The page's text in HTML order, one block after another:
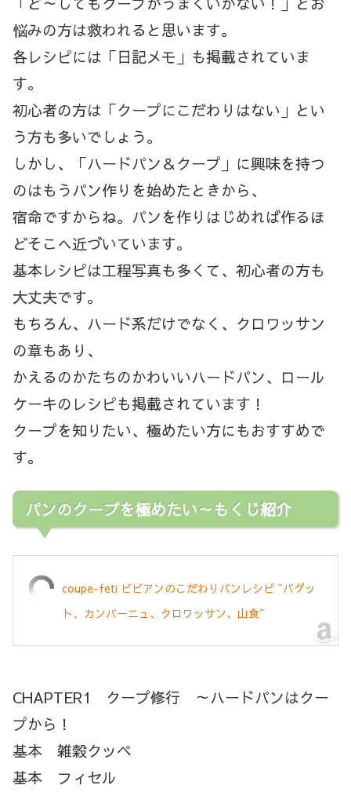
悩みの方は救われると思います。
各レシピには「日記メモ」も掲載されていま
す。
初心者の方は「クープにこだわりはない」とい
う方も多いでしょう。
しかし、「ハードパン＆クープ」に興味を持つ
のはもうパン作りを始めたときから、
宿命ですからね。パンを作りはじめれば作るほ
どそこへ近づいています。
基本レシピは工程写真も多くて、初心者の方も
大丈夫です。
もちろん、ハード系だけでなく、クロワッサン
の章もあり、
かえるのかたちのかわいいハードパン、ロール
ケーキのレシピも掲載されています！
クープを知りたい、極めたい方にもおすすめで
す。
パンのクープを極めたい～もくじ紹介
coupe-feti ビビアンのこだわりパンレシピ ~バゲッ
ト、カンパーニュ、クロワッサン、山食~
CHAPTER1 クープ修行 ～ハードパンはクー
プから！
基本 雑穀クッペ
基本 フィセル